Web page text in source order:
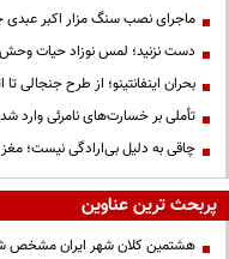
ماجرای نصب سنگ مزار اکبر
دست نزنید؛ لمس نوزاد حیات
بحران اینفانتینو؛ از طرح جنجالی
تأملی بر خسارت‌های نامرئی وارد
چاقی به دلیل بی‌ارادگی نیست؛
پربحث ترین عناوین
هشتمین کلان شهر ایران مشخص